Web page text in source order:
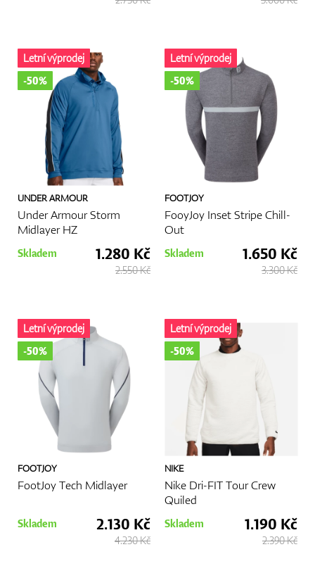
UNDER ARMOUR
Under Armour Storm
Midlayer HZ
Letní výprodej
-50%
Skladem 1.280 Kč
2.550 Kč
FOOTJOY
FooyJoy Inset Stripe Chill-
Out
Letní výprodej
-50%
Skladem 1.650 Kč
3.300 Kč
FOOTJOY
FootJoy Tech Midlayer
Letní výprodej
-50%
Skladem 2.130 Kč
4.230 Kč
NIKE
Nike Dri-FIT Tour Crew
Quiled
Letní výprodej
-50%
Skladem 1.190 Kč
2.390 Kč